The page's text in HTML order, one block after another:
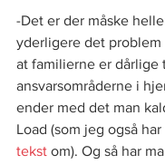
-Det er der måske
yderligere det problem
at familierne er dårlige
ansvarsområderne i
ender med det man
Load (som jeg også
tekst om). Og så har